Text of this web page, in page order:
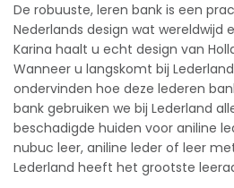
De robuuste, leren bank is een
Nederlands design wat wereldwijd
Karina haalt u echt design van
Wanneer u langskomt bij
ondervinden hoe deze lederen
bank gebruiken we bij Lederland
beschadigde huiden voor aniline
nubuc leer, aniline leder of leer
Lederland heeft het grootste